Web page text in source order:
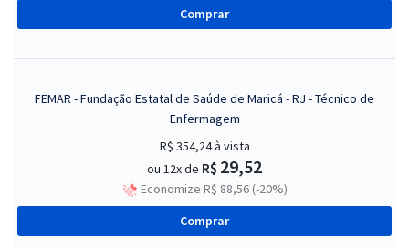
Comprar
FEMAR - Fundação Estatal de Saúde de Maricá - RJ - Técnico de
Enfermagem
R$ 354,24à vista
ou 12x de R$ 29,52
Economize R$ 88,56 (-20%)
Comprar